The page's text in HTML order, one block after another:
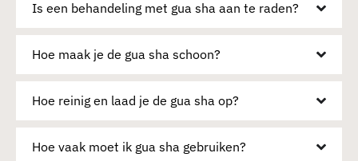
Is een behandeling met gua sha aan te raden?
Hoe maak je de gua sha schoon?
Hoe reinig en laad je de gua sha op?
Hoe vaak moet ik gua sha gebruiken?